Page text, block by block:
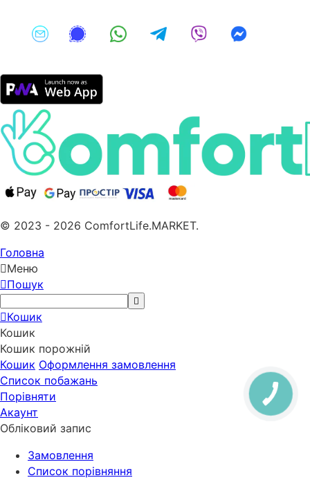
© 2023 - 2026 ComfortLife.MARKET.
Головна
Меню
Пошук
Кошик
Кошик
Кошик порожній
Кошик Оформлення замовлення
Список побажань
Порівняти
Акаунт
Обліковий запис
Замовлення
Cписок порівняння